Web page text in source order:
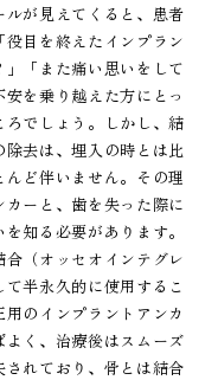
が見えてくると、患者
目を終えたインプラン
「また痛い思いをして
を乗り越えた方にとっ
でしょう。しかし、結
去は、埋入の時とは比
ど伴いません。その理
ーと、歯を失った際に
知る必要があります。
（オッセオインテグレ
半永久的に使用するこ
のインプラントアンカ
く、治療後はスムーズ
れており、骨とは結合